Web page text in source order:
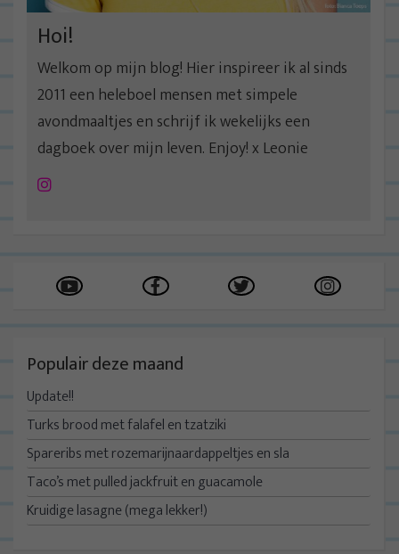
Hoi!
Welkom op mijn blog! Hier inspireer ik al sinds
2011 een heleboel mensen met simpele
avondmaaltjes en schrijf ik wekelijks een
dagboek over mijn leven. Enjoy! x Leonie
Instagram
Populair deze maand
Update!!
Turks brood met falafel en tzatziki
Spareribs met rozemarijnaardappeltjes en sla
Taco’s met pulled jackfruit en guacamole
Kruidige lasagne (mega lekker!)